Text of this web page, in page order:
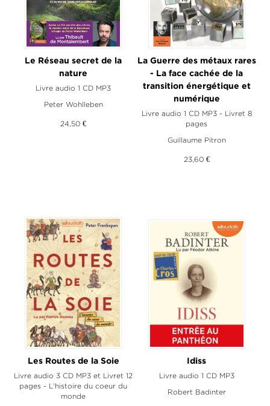
Le Réseau secret de la
nature
Livre audio 1 CD MP3
Peter Wohlleben
24,50 €
La Guerre des métaux rares
- La face cachée de la
transition énergétique et
numérique
Livre audio 1 CD MP3 - Livret 8
pages
Guillaume Pitron
23,60 €
Les Routes de la Soie
Livre audio 3 CD MP3 et Livret 12
pages - L'histoire du coeur du
monde
Idiss
Livre audio 1 CD MP3
Robert Badinter